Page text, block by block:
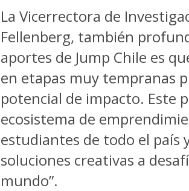
La Vicerrectora de
Fellenberg, también
aportes de Jump Chile es
en etapas muy tempranas
potencial de impacto. Este
ecosistema de
estudiantes de todo el país
soluciones creativas a
mundo”.